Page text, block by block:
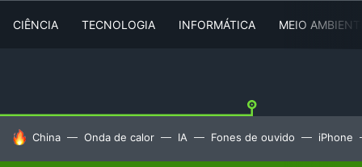
CIÊNCIA TECNOLOGIA INFORMÁTICA MEIO
TENDÊNCIAS DO DIA
China Onda de calor IA Fones de ouvido iPhone